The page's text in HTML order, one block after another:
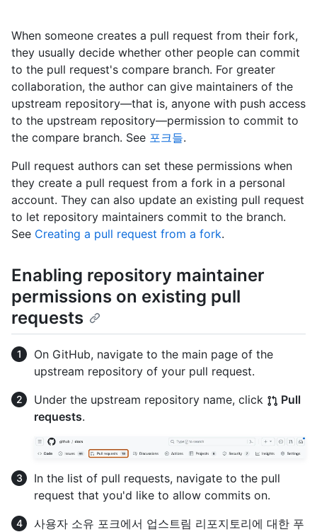
When someone creates a pull request from their fork,
they usually decide whether other people can commit
to the pull request's compare branch. For greater
collaboration, the author can give maintainers of the
upstream repository—that is, anyone with push access
to the upstream repository—permission to commit to
the compare branch. See 포크들.
Pull request authors can set these permissions when
they create a pull request from a fork in a personal
account. They can also update an existing pull request
to let repository maintainers commit to the branch.
See Creating a pull request from a fork.
Enabling repository maintainer
permissions on existing pull
requests
On GitHub, navigate to the main page of the
upstream repository of your pull request.
Under the upstream repository name, click
Pull
requests.
In the list of pull requests, navigate to the pull
request that you'd like to allow commits on.
사용자 소유 포크에서 업스트림 리포지토리에 대한 푸